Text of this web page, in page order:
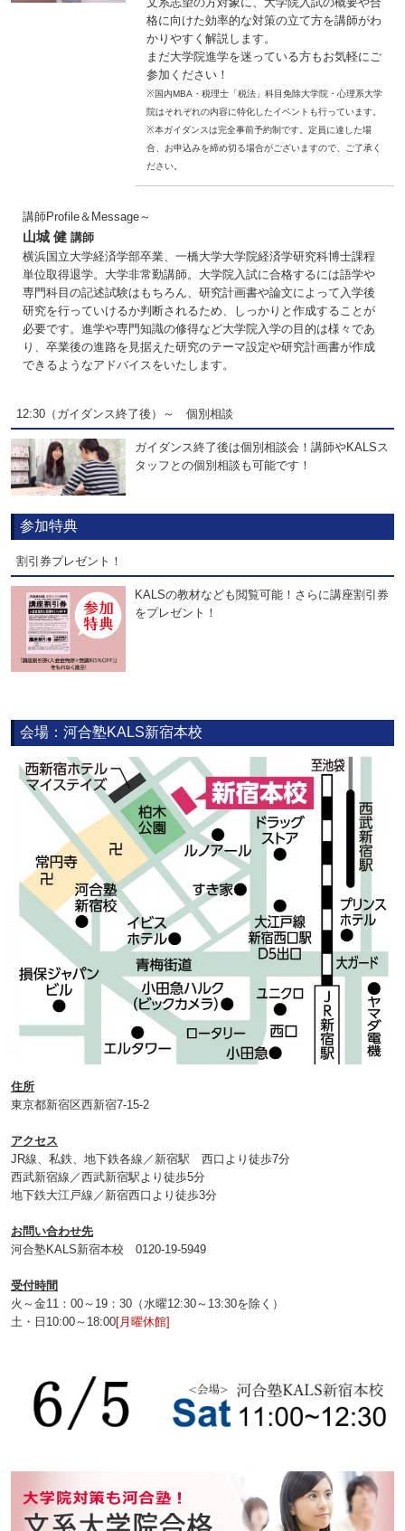
格に向けた効率的な対策の立て方を講師がわ
かりやすく解説します。
まだ大学院進学を迷っている方もお気軽にご
参加ください！
※国内MBA・税理士「税法」科目免除大学院・心理系大学
院はそれぞれの内容に特化したイベントも行っています。
※本ガイダンスは完全事前予約制です。定員に達した場
合、お申込みを締め切る場合がございますので、ご了承く
ださい。
講師Profile＆Message～
山城 健講師
横浜国立大学経済学部卒業、一橋大学大学院経済学研究科博士課程
単位取得退学。大学非常勤講師。大学院入試に合格するには語学や
専門科目の記述試験はもちろん、研究計画書や論文によって入学後
研究を行っていけるか判断されるため、しっかりと作成することが
必要です。進学や専門知識の修得など大学院入学の目的は様々であ
り、卒業後の進路を見据えた研究のテーマ設定や研究計画書が作成
できるようなアドバイスをいたします。
12:30（ガイダンス終了後）～ 個別相談
ガイダンス終了後は個別相談会！講師やKALSス
タッフとの個別相談も可能です！
参加特典
割引券プレゼント！
KALSの教材なども閲覧可能！さらに講座割引券
をプレゼント！
会場：河合塾KALS新宿本校
住所
東京都新宿区西新宿7-15-2
アクセス
JR線、私鉄、地下鉄各線／新宿駅 西口より徒歩7分
西武新宿線／西武新宿駅より徒歩5分
地下鉄大江戸線／新宿西口より徒歩3分
お問い合わせ先
河合塾KALS新宿本校 0120‐19‐5949
受付時間
火～金11：00～19：30（水曜12:30～13:30を除く）
土・日10:00～18:00[月曜休館]